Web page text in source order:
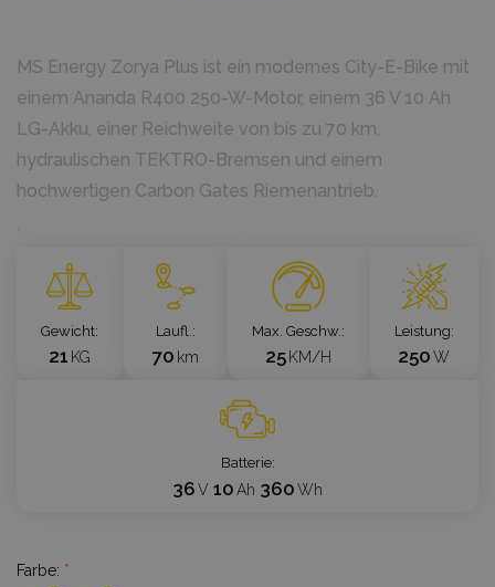
MS Energy Zorya Plus ist ein modernes City-E-Bike mit
einem Ananda R400 250-W-Motor, einem 36 V 10 Ah
LG-Akku, einer Reichweite von bis zu 70 km,
hydraulischen TEKTRO-Bremsen und einem
hochwertigen Carbon Gates Riemenantrieb.
`
Gewicht
21 KG
Laufl.
70 km
Max. Geschw.
25 KM/H
Leistung
250W
Batterie
36V 10Ah 360Wh
Farbe: *